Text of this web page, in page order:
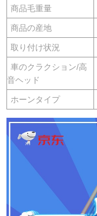
商品毛重量
商品の産地
取り付け状況
車のクラクション/高
音ヘッド
ホーンタイプ